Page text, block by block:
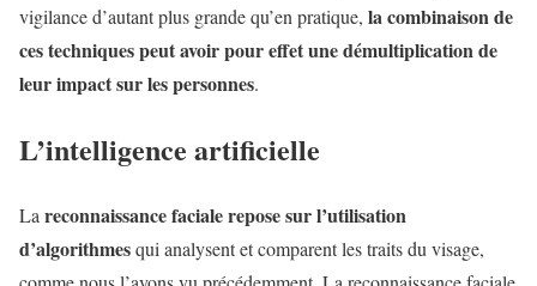
vigilance d’autant plus grande qu’en pratique, la combinaison de
ces techniques peut avoir pour effet une démultiplication de
leur impact sur les personnes.
L’intelligence artificielle
La reconnaissance faciale repose sur l’utilisation
d’algorithmesqui analysent et comparent les traits du visage,